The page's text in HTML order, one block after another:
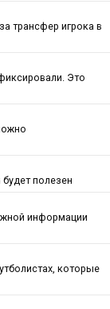
трансфер игрока в
Это
полезен
информации
которые